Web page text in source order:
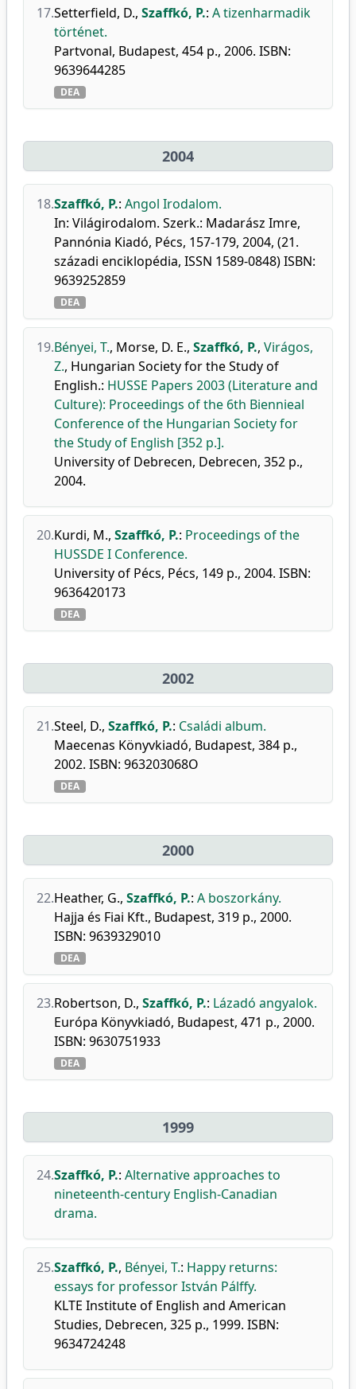
17.Setterfield, D., Szaffkó, P.: A tizenharmadik
történet.
Partvonal, Budapest, 454 p., 2006. ISBN:
9639644285
DEA
2004
18.Szaffkó, P.: Angol Irodalom.
In: Világirodalom. Szerk.: Madarász Imre,
Pannónia Kiadó, Pécs, 157-179, 2004, (21.
századi enciklopédia, ISSN 1589-0848) ISBN:
9639252859
DEA
19.Bényei, T., Morse, D. E., Szaffkó, P., Virágos,
Z., Hungarian Society for the Study of
English.: HUSSE Papers 2003 (Literature and
Culture): Proceedings of the 6th Biennieal
Conference of the Hungarian Society for
the Study of English [352 p.].
University of Debrecen, Debrecen, 352 p.,
2004.
20.Kurdi, M., Szaffkó, P.: Proceedings of the
HUSSDE I Conference.
University of Pécs, Pécs, 149 p., 2004. ISBN:
9636420173
DEA
2002
21.Steel, D., Szaffkó, P.: Családi album.
Maecenas Könyvkiadó, Budapest, 384 p.,
2002. ISBN: 963203068O
DEA
2000
22.Heather, G., Szaffkó, P.: A boszorkány.
Hajja és Fiai Kft., Budapest, 319 p., 2000.
ISBN: 9639329010
DEA
23.Robertson, D., Szaffkó, P.: Lázadó angyalok.
Európa Könyvkiadó, Budapest, 471 p., 2000.
ISBN: 9630751933
DEA
1999
24.Szaffkó, P.: Alternative approaches to
nineteenth-century English-Canadian
drama.
25.Szaffkó, P., Bényei, T.: Happy returns:
essays for professor István Pálffy.
KLTE Institute of English and American
Studies, Debrecen, 325 p., 1999. ISBN:
9634724248